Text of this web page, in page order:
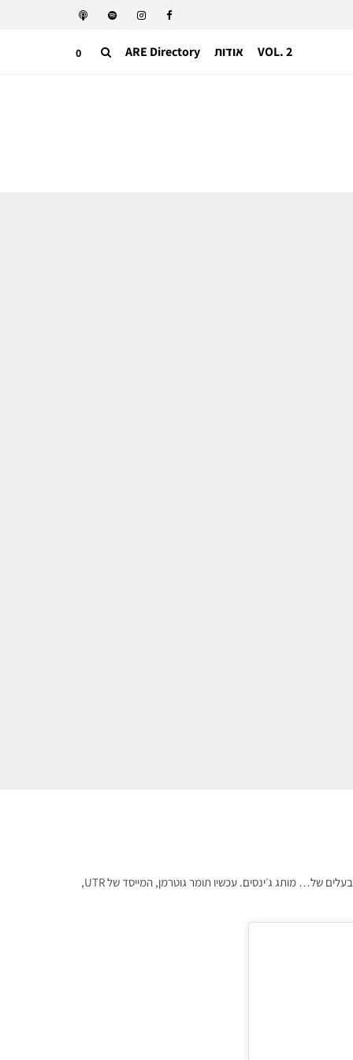
VOL. 2 אודות ARE Directory
0
במשך שנים ארוכות נשאל למה הוא לובש ג׳ינסים של מותגים אחרים אם הוא הבעלים של… מותג ג׳ינסים. עכשיו תומר גוטרמן, המייסד של UTR,